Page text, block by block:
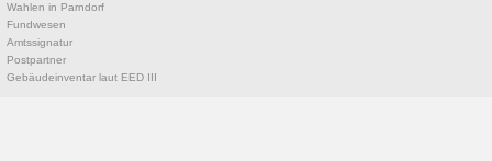
Wahlen in Parndorf
Fundwesen
Amtssignatur
Postpartner
Gebäudeinventar laut EED III